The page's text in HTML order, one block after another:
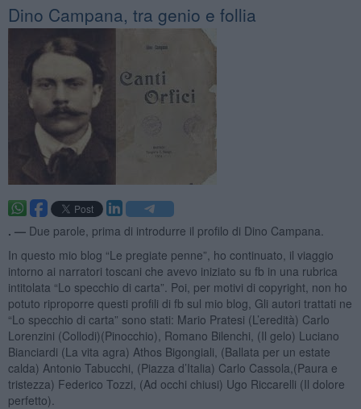
​Dino Campana, tra genio e follia
. — Due parole, prima di introdurre il profilo di Dino Campana.
In questo mio blog “Le pregiate penne”, ho continuato, il viaggio
intorno ai narratori toscani che avevo iniziato su fb in una rubrica
intitolata “Lo specchio di carta”. Poi, per motivi di copyright, non ho
potuto riproporre questi profili di fb sul mio blog, Gli autori trattati ne
“Lo specchio di carta” sono stati: Mario Pratesi (L’eredità) Carlo
Lorenzini (Collodi)(Pinocchio), Romano Bilenchi, (Il gelo) Luciano
Bianciardi (La vita agra) Athos Bigongiali, (Ballata per un estate
calda) Antonio Tabucchi, (Piazza d’Italia) Carlo Cassola,(Paura e
tristezza) Federico Tozzi, (Ad occhi chiusi) Ugo Riccarelli (Il dolore
perfetto).